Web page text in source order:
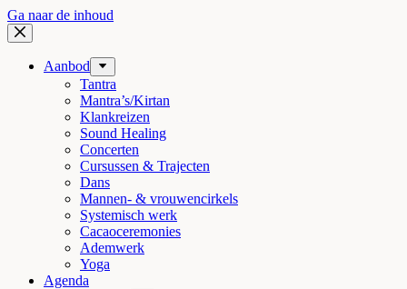
Ga naar de inhoud
Aanbod
Tantra
Mantra’s/Kirtan
Klankreizen
Sound Healing
Concerten
Cursussen & Trajecten
Dans
Mannen- & vrouwencirkels
Systemisch werk
Cacaoceremonies
Ademwerk
Yoga
Agenda